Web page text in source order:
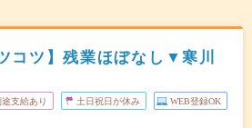
コツ】残業ほぼなし▼寒川
支給あり 土日祝日が休み WEB登録OK